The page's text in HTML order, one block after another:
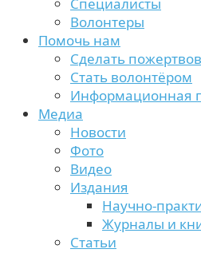
Специалисты
Волонтеры
Помочь нам
Сделать
Стать волонтёром
Информационная
Медиа
Новости
Фото
Видео
Издания
Научно-
Журналы и
Статьи